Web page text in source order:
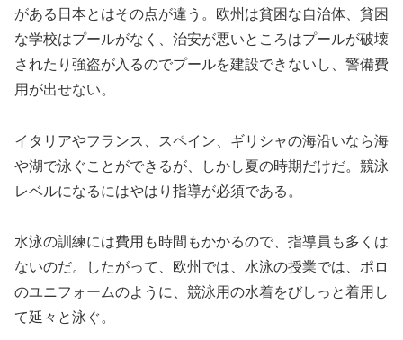
がある日本とはその点が違う。欧州は貧困な自治体、貧困
な学校はプールがなく、治安が悪いところはプールが破壊
されたり強盗が入るのでプールを建設できないし、警備費
用が出せない。
イタリアやフランス、スペイン、ギリシャの海沿いなら海
や湖で泳ぐことができるが、しかし夏の時期だけだ。競泳
レベルになるにはやはり指導が必須である。
水泳の訓練には費用も時間もかかるので、指導員も多くは
ないのだ。したがって、欧州では、水泳の授業では、ポロ
のユニフォームのように、競泳用の水着をびしっと着用し
て延々と泳ぐ。